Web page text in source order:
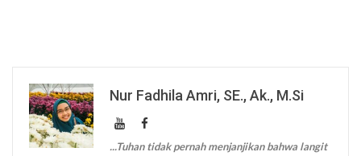
Nur Fadhila Amri, SE., Ak., M.Si
...Tuhan tidak pernah menjanjikan bahwa langit